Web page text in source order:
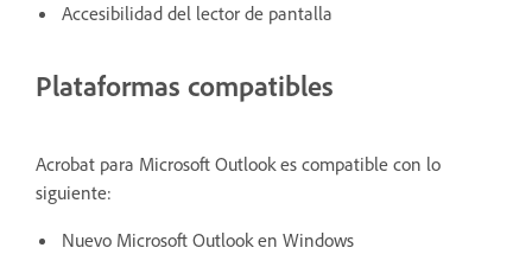
Accesibilidad del lector de pantalla
Plataformas compatibles
Acrobat para Microsoft Outlook es compatible con lo
siguiente:
Nuevo Microsoft Outlook en Windows